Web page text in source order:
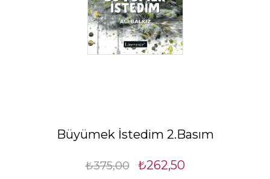
Büyümek İstedim 2.Basım
₺375,00 ₺262,50